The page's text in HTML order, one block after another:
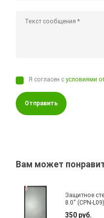
Я согласен сусловиями
Отправить
Вам может
Защитное
8.0" (CPN-
350 руб.